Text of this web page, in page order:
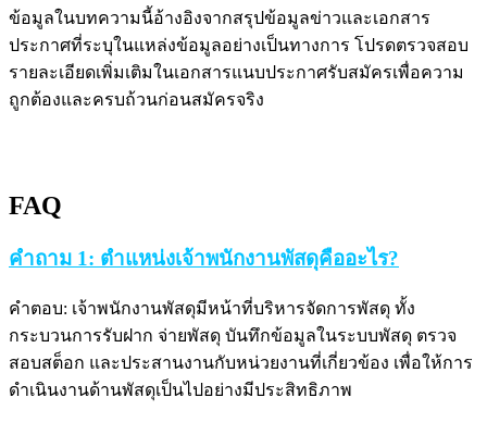
ข้อมูลในบทความนี้อ้างอิงจากสรุปข้อมูลข่าวและเอกสาร
ประกาศที่ระบุในแหล่งข้อมูลอย่างเป็นทางการ โปรดตรวจสอบ
รายละเอียดเพิ่มเติมในเอกสารแนบประกาศรับสมัครเพื่อความ
ถูกต้องและครบถ้วนก่อนสมัครจริง
FAQ
คำถาม 1: ตำแหน่งเจ้าพนักงานพัสดุคืออะไร?
คำตอบ: เจ้าพนักงานพัสดุมีหน้าที่บริหารจัดการพัสดุ ทั้ง
กระบวนการรับฝาก จ่ายพัสดุ บันทึกข้อมูลในระบบพัสดุ ตรวจ
สอบสต็อก และประสานงานกับหน่วยงานที่เกี่ยวข้อง เพื่อให้การ
ดำเนินงานด้านพัสดุเป็นไปอย่างมีประสิทธิภาพ